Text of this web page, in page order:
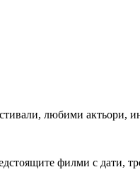
любими актьори,
филми с дати,